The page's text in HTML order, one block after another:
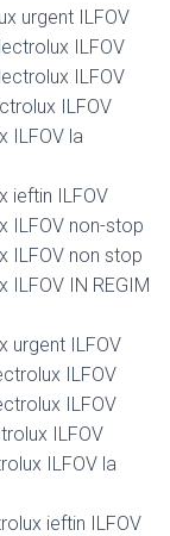
urgent ILFOV
ILFOV
ILFOV
ILFOV
ILFOV la
ieftin ILFOV
ILFOV non-stop
ILFOV non stop
ILFOV IN REGIM
urgent ILFOV
ILFOV
ILFOV
ILFOV
ILFOV la
ieftin ILFOV